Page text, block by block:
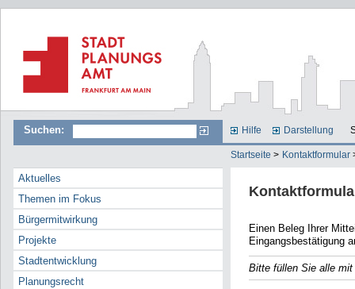
Suchen: Hilfe Darstellung
Startseite > Kontaktformular
Aktuelles
Themen im Fokus
Bürgermitwirkung
Projekte
Stadtentwicklung
Planungsrecht
Einen Beleg Ihrer Mitteilung
Eingangsbestätigung
Bitte füllen Sie alle